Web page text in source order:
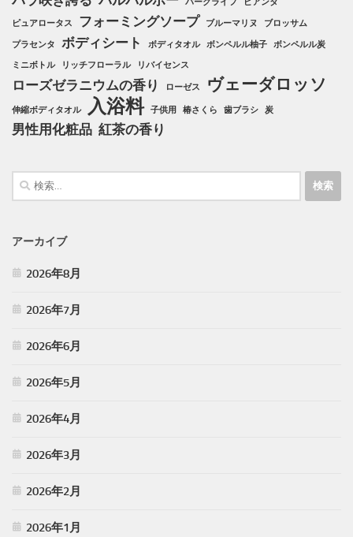
ピュアロータス フォーミングソープ ブルーマリヌ ブロッサム
プラセンタ ボディシート ボディタオル ボンペルル柚子
ボンペルル炭
ミニボトル
リッチフローラル リバイセンス
ローズゼラニウムの香り ローゼス ヴェーダロッソ
伸縮ボディタオル 入浴料 子供用 椿さくら 歯ブラシ 炭
男性用化粧品 紅茶の香り
検
索:
アーカイブ
2026年8月
2026年7月
2026年6月
2026年5月
2026年4月
2026年3月
2026年2月
2026年1月